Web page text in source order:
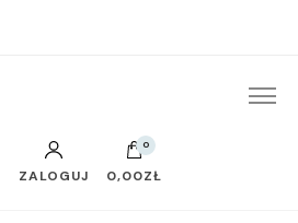
ZALOGUJ
0
0,00ZŁ